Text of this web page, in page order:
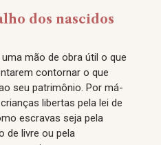
dos nascidos
mão de obra útil o que
contornar o que
seu patrimônio. Por má-
libertas pela lei de
escravas seja pela
de livre ou pela